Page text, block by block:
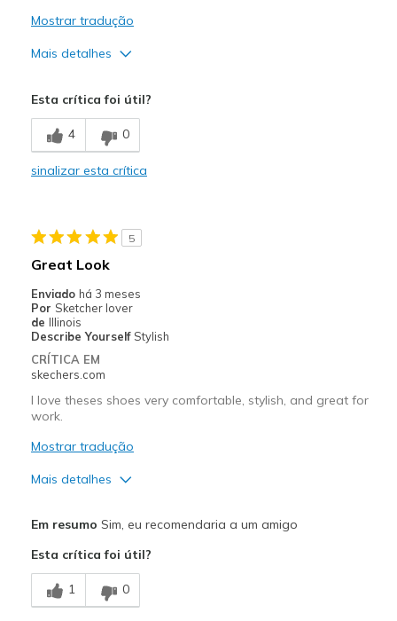
Mostrar tradução
Mais detalhes
Sizing
Feels true to size
View On Shoes
Esta crítica foi útil?
4 0
sinalizar esta crítica
5
Great Look
Enviado há 3 meses
Por Sketcher lover
de Illinois
Describe Yourself Stylish
CRÍTICA EM
skechers.com
I love theses shoes very comfortable, stylish, and great for
work.
Mostrar tradução
Mais detalhes
Comfortable
Stylish
Em resumo Sim, eu recomendaria a um amigo
Esta crítica foi útil?
1 0